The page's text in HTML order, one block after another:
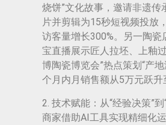
烧饼”文化故事，邀请非遗传
片并剪辑为15秒短视频投放
访客量增长300%。另一陶瓷
宝直播展示匠人拉坯、上釉
博陶瓷博览会”热点策划“产
个月内月销售额从5万元跃升
2. 技术赋能：从“经验决策”到
商家借助AI工具实现精细化